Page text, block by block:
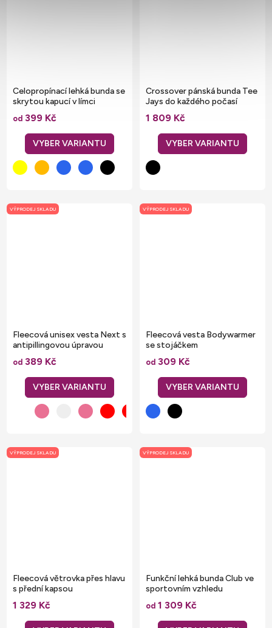
Celopropínací lehká bunda se
skrytou kapucí v límci
od 399 Kč
Crossover pánská bunda Tee
Jays do každého počasí
1 809 Kč
VÝPRODEJ SKLADU
Fleecová unisex vesta Next s
antipillingovou úpravou
od 389 Kč
VÝPRODEJ SKLADU
Fleecová vesta Bodywarmer
se stojáčkem
od 309 Kč
VÝPRODEJ SKLADU
Fleecová větrovka přes hlavu
s přední kapsou
1 329 Kč
VÝPRODEJ SKLADU
Funkční lehká bunda Club ve
sportovním vzhledu
od 1 309 Kč